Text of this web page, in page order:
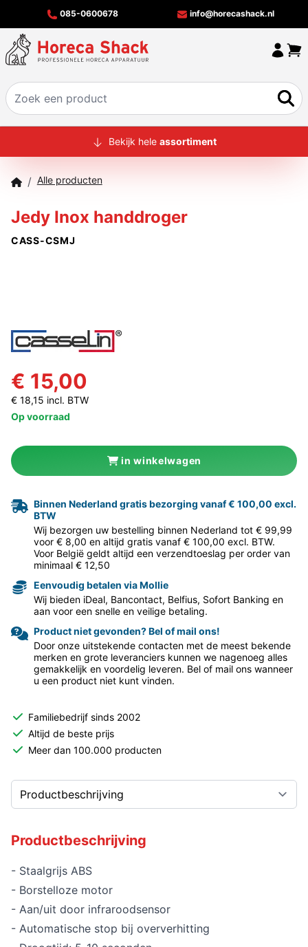
085-0600678 info@horecashack.nl
HOME
MERKEN
Bekijk hele assortiment
/ Alle producten
Jedy Inox handdroger
CASS-CSMJ
€ 15,00
€ 18,15 incl. BTW
Op voorraad
in winkelwagen
Binnen Nederland gratis bezorging vanaf € 100,00 excl.
BTW
Wij bezorgen uw bestelling binnen Nederland tot € 99,99
voor € 8,00 en altijd gratis vanaf € 100,00 excl. BTW.
Voor België geldt altijd een verzendtoeslag per order van
minimaal € 12,50
Eenvoudig betalen via Mollie
Wij bieden iDeal, Bancontact, Belfius, Sofort Banking en
aan voor een snelle en veilige betaling.
Product niet gevonden? Bel of mail ons!
Door onze uitstekende contacten met de meest bekende
merken en grote leveranciers kunnen we nagenoeg alles
gemakkelijk en voordelig leveren. Bel of mail ons wanneer
u een product niet kunt vinden.
Familiebedrijf sinds 2002
Altijd de beste prijs
Meer dan 100.000 producten
Productbeschrijving
- Staalgrijs ABS
- Borstelloze motor
- Aan/uit door infraroodsensor
- Automatische stop bij oververhitting